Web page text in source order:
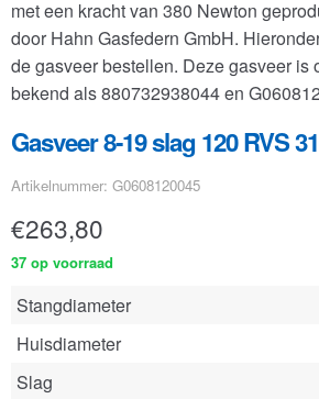
FAQ
met een kracht van 380 Newton
door Hahn Gasfedern GmbH.
de gasveer bestellen. Deze gasveer is
bekend als 880732938044 en
Gasveer 8-19 slag 120 RVS
Artikelnummer: G0608120045
€263,80
37 op voorraad
Stangdiameter
Huisdiameter
Slag